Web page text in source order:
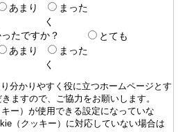
あまり
まった
く
たですか？
とても
あまり
まった
く
分かりやすく役に立つホームページとす
ますので、ご協力をお願いします。
ー）が使用できる設定になっていな
（クッキー）に対応していない場合は